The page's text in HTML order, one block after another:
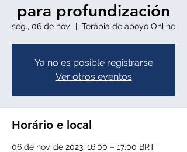
para profundización
seg., 06 de nov.
  |
Terápia de apoyo Online
Ya no es posible registrarse
Ver otros eventos
Horário e local
06 de nov. de 2023, 16:00 – 17:00 BRT